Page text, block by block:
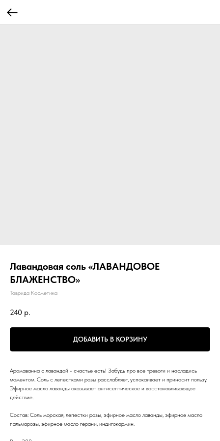
Лавандовая соль «ЛАВАНДОВОЕ
БЛАЖЕНСТВО»
Таврида Косметика
240 р.
ДОБАВИТЬ В КОРЗИНУ
Аромаванна с лавандой - счастье есть! Забудь про все тревоги и насладись
моментом. Соль с лепестками розы расслабляет, успокаивает и приносит пользу.
Эфирное масло лаванды оказывает антисептическое и восстанавливающее
действие.
Состав: Соль морская, лепестки розы, эфирное масло лаванды, эфирное масло
пальмарозы, эфирное масло герани, индигокармин.